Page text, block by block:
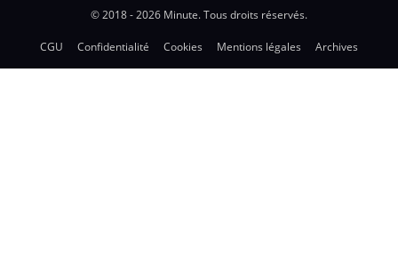
© 2018 - 2026 Minute. Tous droits réservés.
CGU Confidentialité Cookies Mentions légales Archives